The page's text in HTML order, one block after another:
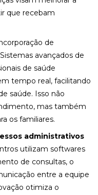
que recebam
de
avançados de
de saúde
tempo real, facilitando
saúde. Isso não
mas também
os familiares.
administrativos
utilizam softwares
de consultas, o
entre a equipe
otimiza o